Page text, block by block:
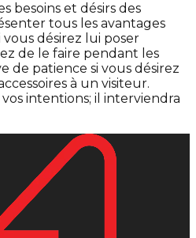
besoins et désirs des
tous les avantages
désirez lui poser
de le faire pendant les
de patience si vous désirez
à un visiteur.
intentions; il interviendra